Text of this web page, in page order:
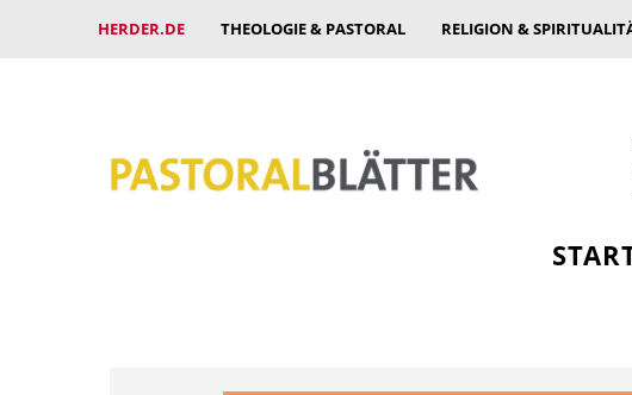
HERDER.DE THEOLOGIE & PASTORAL RELIGION &